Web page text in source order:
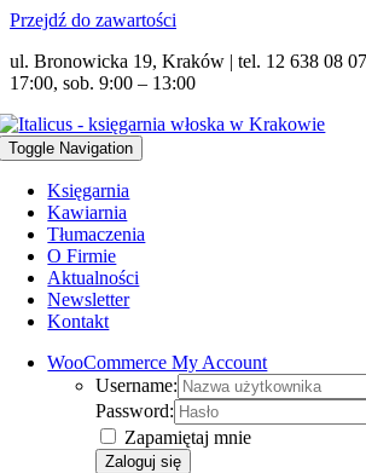
Przejdź do zawartości
ul. Bronowicka 19, Kraków | tel. 12 638 08
17:00, sob. 9:00 – 13:00
Toggle Navigation
Księgarnia
Kawiarnia
Tłumaczenia
O Firmie
Aktualności
Newsletter
Kontakt
WooCommerce My Account
Username:
Password:
Zapamiętaj mnie